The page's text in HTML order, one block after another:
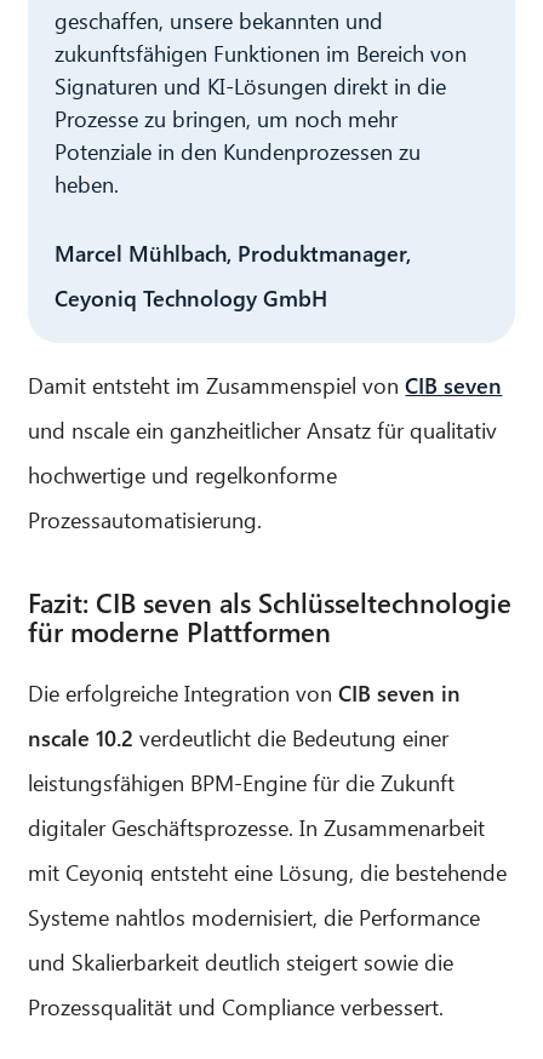
geschaffen, unsere bekannten und
zukunftsfähigen Funktionen im Bereich von
Signaturen und KI-Lösungen direkt in die
Prozesse zu bringen, um noch mehr
Potenziale in den Kundenprozessen zu
heben.
Marcel Mühlbach, Produktmanager,
Ceyoniq Technology GmbH
Damit entsteht im Zusammenspiel vonCIB seven
und nscale ein ganzheitlicher Ansatz für qualitativ
hochwertige und regelkonforme
Prozessautomatisierung.
Fazit: CIB seven als Schlüsseltechnologie
für moderne Plattformen
Die erfolgreiche Integration vonCIB seven in
nscale 10.2 verdeutlicht die Bedeutung einer
leistungsfähigen BPM-Engine für die Zukunft
digitaler Geschäftsprozesse. In Zusammenarbeit
mit Ceyoniq entsteht eine Lösung, die bestehende
Systeme nahtlos modernisiert, die Performance
und Skalierbarkeit deutlich steigert sowie die
Prozessqualität und Compliance verbessert.